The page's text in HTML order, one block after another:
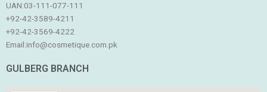
UAN:03-111-077-111
+92-42-3589-4211
+92-42-3569-4222
Email:info@cosmetique.com.pk
GULBERG BRANCH